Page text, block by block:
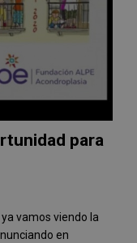
para
vamos viendo la
en